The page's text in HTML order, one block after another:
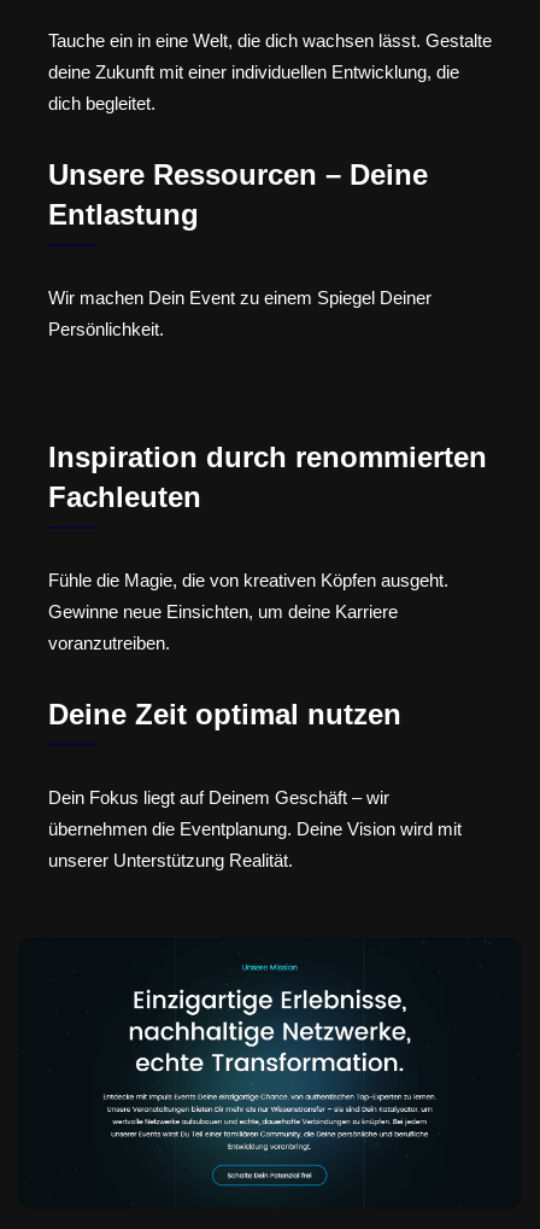
Tauche ein in eine Welt, die dich wachsen lässt. Gestalte
deine Zukunft mit einer individuellen Entwicklung, die
dich begleitet.
Unsere Ressourcen – Deine
Entlastung
Wir machen Dein Event zu einem Spiegel Deiner
Persönlichkeit.
Inspiration durch renommierten
Fachleuten
Fühle die Magie, die von kreativen Köpfen ausgeht.
Gewinne neue Einsichten, um deine Karriere
voranzutreiben.
Deine Zeit optimal nutzen
Dein Fokus liegt auf Deinem Geschäft – wir
übernehmen die Eventplanung. Deine Vision wird mit
unserer Unterstützung Realität.